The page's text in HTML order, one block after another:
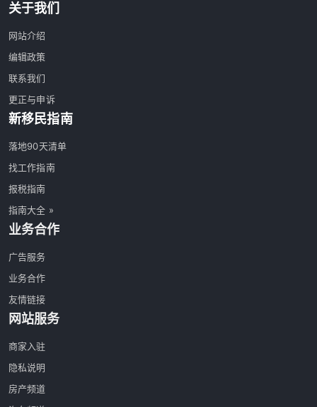
关于我们
网站介绍
编辑政策
联系我们
更正与申诉
新移民指南
落地90天清单
找工作指南
报税指南
指南大全 »
业务合作
广告服务
业务合作
友情链接
网站服务
商家入驻
隐私说明
房产频道